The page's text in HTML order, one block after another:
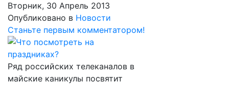
Вторник, 30 Апрель 2013
Опубликовано в Новости
Станьте первым комментатором!
Ряд российских телеканалов в
майские каникулы посвятит